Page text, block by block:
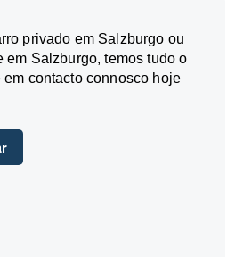
privado em Salzburgo ou
em Salzburgo, temos tudo o
contacto connosco hoje